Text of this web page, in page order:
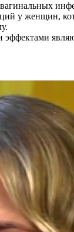
у женщин,